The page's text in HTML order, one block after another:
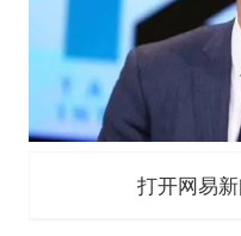
打开网易